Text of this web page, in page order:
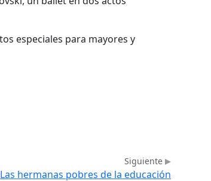
especiales para mayores y
Siguiente
Las hermanas pobres de la educación